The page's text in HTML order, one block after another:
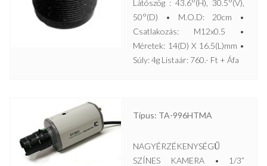
Látószög : 43.6°(H), 30.5°(V),
50°(D) • M.O.D: 20cm •
Csatlakozás: M12x0.5 •
Méretek: 14(D) X 16.5(L)mm •
Súly: 4g Listaár: 760.- Ft + Áfa
Típus: TA-996HTMA
NAGYÉRZÉKENYSÉGŰ
SZÍNES KAMERA • 1/3”